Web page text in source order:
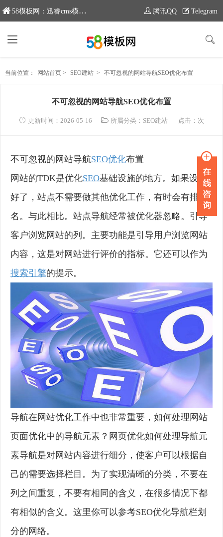
58模板网：迅睿cms模板专业分享平台，新域名：www.moban58.com 腾讯QQ Telegram
当前位置： 网站首页 > SEO建站 > 不可忽视的网站导航SEO优化布置
不可忽视的网站导航SEO优化布置
更新时间：2026-05-16 所属分类： SEO建站 点击： 次
不可忽视的网站导航SEO优化布置
网站的TDK是优化SEO基础设施的地方。如果设置
好了，站点不需要做其他优化工作，有时会有排
名。与此相比。站点导航经常被优化器忽略。引导
客户浏览网站的列。主要功能是引导用户浏览网站
内容，这是对网站进行评价的指标。它还可以作为
搜索引擎的提示。
导航在网站优化工作中也非常重要，如何处理网站
页面优化中的导航元素？网页优化如何处理导航元
素导航是对网站内容进行细分，使客户可以根据自
己的需要选择栏目。为了实现清晰的分类，不要在
列之间重复，不要有相同的含义，在很多情况下都
有相似的含义。这里你可以参考SEO优化导航栏划
分的网络。